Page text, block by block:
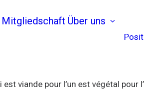
Mitgliedschaft Über uns
viande pour l’un est végétal pour